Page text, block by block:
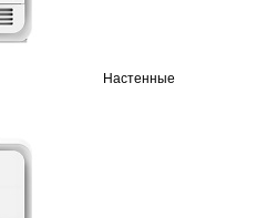
Настенные